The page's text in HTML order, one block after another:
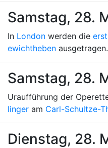
Samstag, 28.
In London werden die
ewichtheben ausgetragen.
Samstag, 28.
Uraufführung der
linger am Carl-Schultze-
Dienstag, 28.